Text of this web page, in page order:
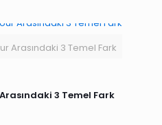
Arasındaki 3 Temel Fark
3 Temel Fark